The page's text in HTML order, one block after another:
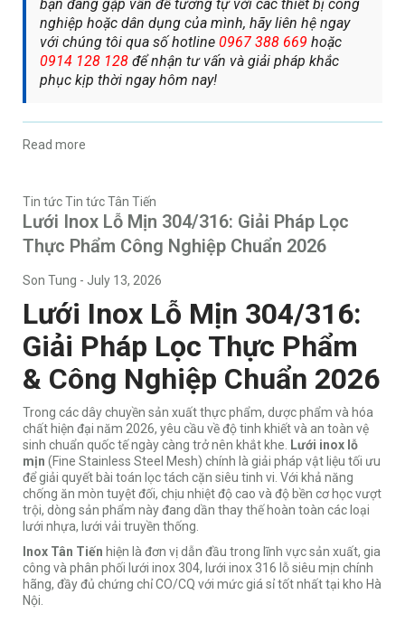
bạn đang gặp vấn đề tương tự với các thiết bị công
nghiệp hoặc dân dụng của mình, hãy liên hệ ngay
với chúng tôi qua số hotline 0967 388 669 hoặc
0914 128 128 để nhận tư vấn và giải pháp khắc
phục kịp thời ngay hôm nay!
Read more
Tin tứcTin tức Tân Tiến
Lưới Inox Lỗ Mịn 304/316: Giải Pháp Lọc
Thực Phẩm Công Nghiệp Chuẩn 2026
Son Tung - July 13, 2026
Lưới Inox Lỗ Mịn 304/316:
Giải Pháp Lọc Thực Phẩm
& Công Nghiệp Chuẩn 2026
Trong các dây chuyền sản xuất thực phẩm, dược phẩm và hóa
chất hiện đại năm 2026, yêu cầu về độ tinh khiết và an toàn vệ
sinh chuẩn quốc tế ngày càng trở nên khắt khe. Lưới inox lỗ
mịn (Fine Stainless Steel Mesh) chính là giải pháp vật liệu tối ưu
để giải quyết bài toán lọc tách cặn siêu tinh vi. Với khả năng
chống ăn mòn tuyệt đối, chịu nhiệt độ cao và độ bền cơ học vượt
trội, dòng sản phẩm này đang dần thay thế hoàn toàn các loại
lưới nhựa, lưới vải truyền thống.
Inox Tân Tiến hiện là đơn vị dẫn đầu trong lĩnh vực sản xuất, gia
công và phân phối lưới inox 304, lưới inox 316 lỗ siêu mịn chính
hãng, đầy đủ chứng chỉ CO/CQ với mức giá sỉ tốt nhất tại kho Hà
Nội.